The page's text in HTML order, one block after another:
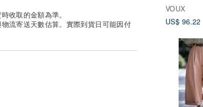
VOUX
US$ 96.22
收取的金額為準。
流寄送天數估算。實際到貨日可能因付